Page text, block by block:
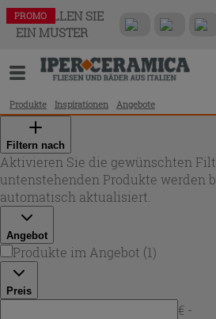
BESTELLEN SIE
EIN MUSTER
Produkte Inspirationen Angebote
Filtern nach
Aktivieren Sie die gewünschten
untenstehenden Produkte werden
automatisch aktualisiert.
Angebot
Produkte im Angebot (1)
Preis
€ -
PROMO